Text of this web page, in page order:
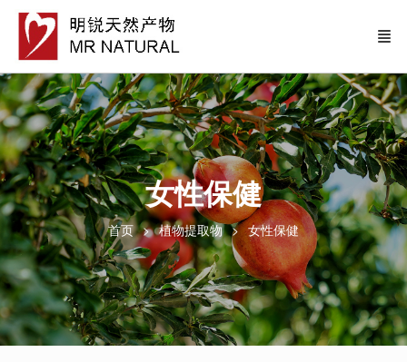
女性保健
首页 植物提取物 女性保健